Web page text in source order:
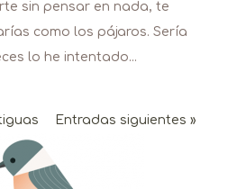
sin pensar en nada, te
como los pájaros. Sería
lo he intentado...
Entradas siguientes »